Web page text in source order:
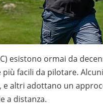
esistono ormai da
facili da pilotare.
e altri adottano un
a distanza.